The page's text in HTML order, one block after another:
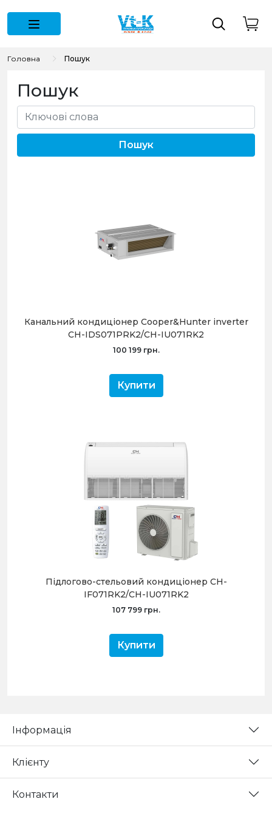
Головна Пошук
Пошук
Канальний кондиціонер Cooper&Hunter inverter
CH-IDS071PRK2/CH-IU071RK2
100 199 грн.
Купити
Підлогово-стельовий кондиціонер CH-
IF071RK2/CH-IU071RK2
107 799 грн.
Купити
Інформація
Клієнту
Контакти